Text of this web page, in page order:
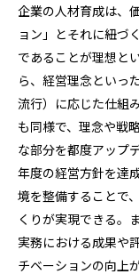
企業の人材育成は、
ョン」とそれに紐づ
であることが理想と
ら、経営理念といっ
流行）に応じた仕組
も同様で、理念や戦
な部分を都度アップ
年度の経営方針を達
境を整備することで
くりが実現できる。
実務における成果や
チベーションの向上